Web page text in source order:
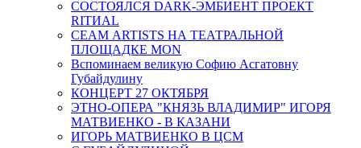
СОСТОЯЛСЯ DARK-ЭМБИЕНТ ПРОЕКТ
RITИAL
СЕАМ ARTISTS НА ТЕАТРАЛЬНОЙ
ПЛОЩАДКЕ MON
Вспоминаем великую Софию Асгатовну
Губайдулину
КОНЦЕРТ 27 ОКТЯБРЯ
ЭТНО-ОПЕРА "КНЯЗЬ ВЛАДИМИР" ИГОРЯ
МАТВИЕНКО - В КАЗАНИ
ИГОРЬ МАТВИЕНКО В ЦСМ